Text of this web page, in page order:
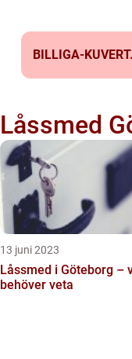
BILLIGA-KUVERT.
Låssmed
13 juni 2023
Låssmed i Göteborg –
behöver veta